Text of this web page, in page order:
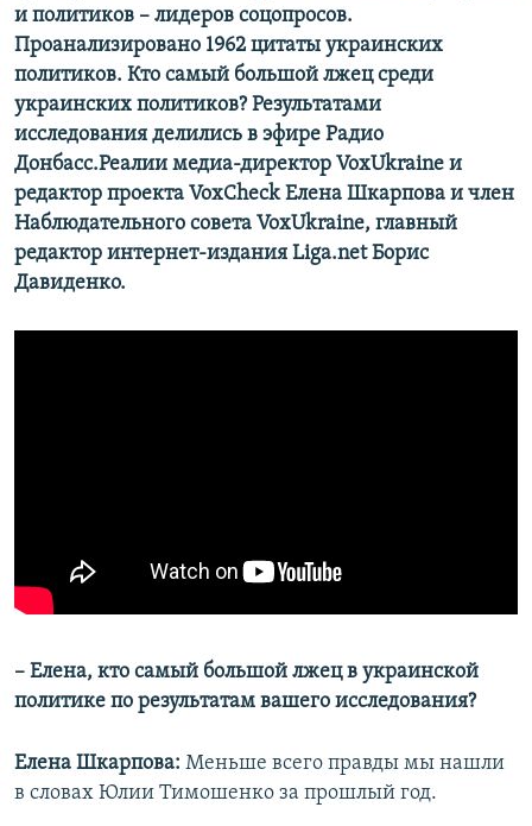
и политиков – лидеров соцопросов.
Проанализировано 1962 цитаты украинских
политиков. Кто самый большой лжец среди
украинских политиков? Результатами
исследования делились в эфире Радио
Донбасс.Реалии медиа-директор VoxUkraine и
редактор проекта VoxCheck Елена Шкарпова и член
Наблюдательного совета VoxUkraine, главный
редактор интернет-издания Liga.net Борис
Давиденко.
– Елена, кто самый большой лжец в украинской
политике по результатам вашего исследования?
Елена Шкарпова: Меньше всего правды мы нашли
в словах Юлии Тимошенко за прошлый год.